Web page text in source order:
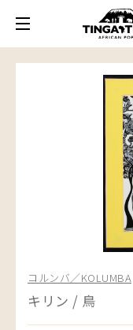
コルンバ／KOLUMBA
キリン / 鳥